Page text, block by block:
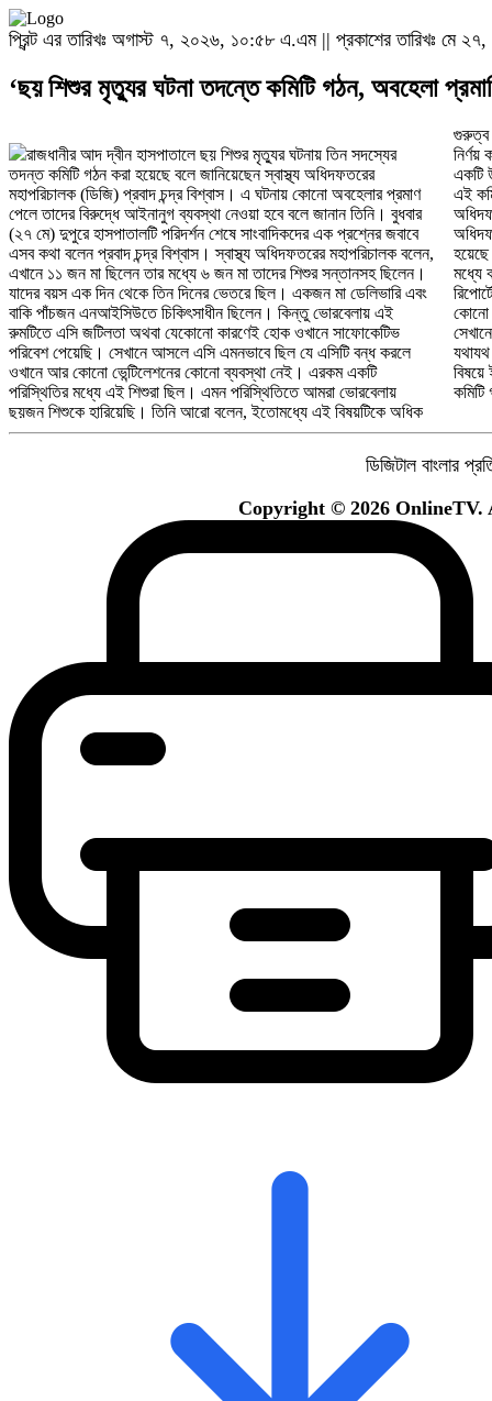
প্রিন্ট এর তারিখঃ অগাস্ট ৭, ২০২৬, ১০:৫৮ এ.এম || প্রকাশের তারিখঃ মে
‘ছয় শিশুর মৃত্যুর ঘটনা তদন্তে কমিটি গঠন, অবহেলা
রাজধানীর আদ দ্বীন হাসপাতালে ছয় শিশুর মৃত্যুর ঘটনায় তিন সদস্যের
তদন্ত কমিটি গঠন করা হয়েছে বলে জানিয়েছেন স্বাস্থ্য অধিদফতরের
মহাপরিচালক (ডিজি) প্রবাদ চন্দ্র বিশ্বাস। এ ঘটনায় কোনো অবহেলার প্রমাণ
পেলে তাদের বিরুদ্ধে আইনানুগ ব্যবস্থা নেওয়া হবে বলে জানান তিনি। বুধবার
(২৭ মে) দুপুরে হাসপাতালটি পরিদর্শন শেষে সাংবাদিকদের এক প্রশ্নের জবাবে
এসব কথা বলেন প্রবাদ চন্দ্র বিশ্বাস। স্বাস্থ্য অধিদফতরের মহাপরিচালক বলেন,
এখানে ১১ জন মা ছিলেন তার মধ্যে ৬ জন মা তাদের শিশুর সন্তানসহ ছিলেন।
যাদের বয়স এক দিন থেকে তিন দিনের ভেতরে ছিল। একজন মা ডেলিভারি এবং
বাকি পাঁচজন এনআইসিউতে চিকিৎসাধীন ছিলেন। কিন্তু ভোরবেলায় এই
রুমটিতে এসি জটিলতা অথবা যেকোনো কারণেই হোক ওখানে সাফোকেটিভ
পরিবেশ পেয়েছি। সেখানে আসলে এসি এমনভাবে ছিল যে এসিটি বন্ধ করলে
ওখানে আর কোনো ভেন্টিলেশনের কোনো ব্যবস্থা নেই। এরকম একটি
পরিস্থিতির মধ্যে এই শিশুরা ছিল। এমন পরিস্থিতিতে আমরা ভোরবেলায়
ছয়জন শিশুকে হারিয়েছি। তিনি আরো বলেন, ইতোমধ্যে এই বিষয়টিকে অধিক
গুরুত্ব
নির্ণয় করার জন্যে ইতোমধ্যে স্বাস্থ্য পরিবার কল্যাণ মন্ত্রণালয়ের নির্দেশক্রমে
একটি উচ্চপদস্থ একটি ইনকোয়ারি কমিটি হয়েছে। আমরা কমিটি গঠন করেছি।
এই কমিটিতে স্বাস্থ্য ও পরিবার কল্যাণ মন্ত্রণালয়ের যুগ্ম সচিব, স্বাস্থ্য
অধিদফতরের হাসপাতাল উপপরিচালক একজন এবং আরো একজন স্বাস্থ্য
অধিদফতরের একজন কর্মকর্তার সমন্বয়ে তিন সদস্য বিশিষ্ট কমিটি গঠন করা
হয়েছে। তদন্ত কমিটি নিয়ে প্রবাদ চন্দ্র বিশ্বাস বলেন, আগামী ৭২ ঘণ্টার
মধ্যে কমিটি রিপোর্ট দেবে। আগামী তিন দিনের মধ্যে এই তদন্ত কমিটির
রিপোর্টের পরিপ্রেক্ষিতে সরকার কঠিন ব্যবস্থা নেবে এবং এই ব্যাপারে যদি কারো
কোনো গাফিলতি এবং সেবার ক্ষেত্রে অথবা যে ওয়ার্ডে যে ব্যবস্থা করা ছিল
সেখানে ব্যবস্থাপনায় যদি কারো অবহেলা হয় এবং কারিগরি ত্রুটি ধরা পড়ে তবে
যথাযথ কঠোর ব্যবস্থা নেওয়া হবে। এই ব্যাপারে আইনশৃঙ্খলাসহ সংশ্লিষ্ট সব
বিষয়ে ইতোমধ্যে নির্দেশনা প্রদান করা হয়েছে এবংমন্ত্রীর নির্দেশক্রমে আমরা এই
ডিজিটাল বাংলার
Copyright © 2026 OnlineTV.